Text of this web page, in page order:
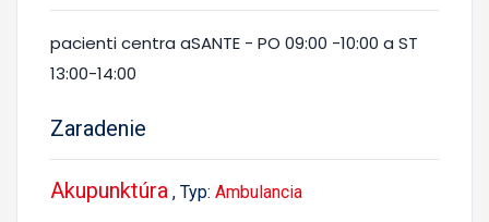
pacienti centra aSANTE - PO 09:00 -10:00 a ST
13:00-14:00
Zaradenie
Akupunktúra , Typ: Ambulancia